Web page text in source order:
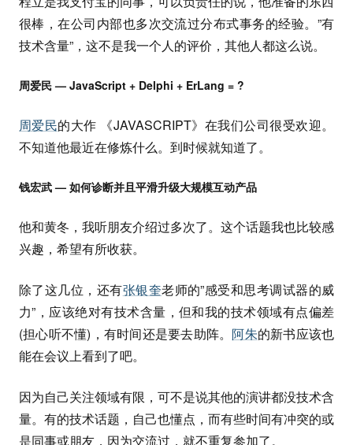
很棒，在公司内部也多次交流过分布式事务的经验。”有
技术含量”，这不是我一个人的评价，其他人都这么说。
周爱民 — JavaScript + Delphi + ErLang = ?
周爱民的大作 《JAVASCRIPT》在我们公司很受欢迎。
不知道他最近在修炼什么。到时候就知道了。
钱宏武 — 如何诊断并且平滑升级大规模互动产品
他和黄冬，我听朋友介绍过多次了。这个话题我也比较感
兴趣，希望有所收获。
除了这几位，还有张银奎老师的”感受和思考调试器的威
力”，应该绝对有技术含量，但和我的技术领域有点偏差
(担心听不懂)，有时间还是要去助阵。 阿朱的新书应该也
能在会议上看到了吧。
因为自己关注领域有限，可不是说其他的演讲都没技术含
量。有的技术话题，自己也懂点，而有些时间有冲突的或
是同事或朋友，因为交流过，就不重复参加了。